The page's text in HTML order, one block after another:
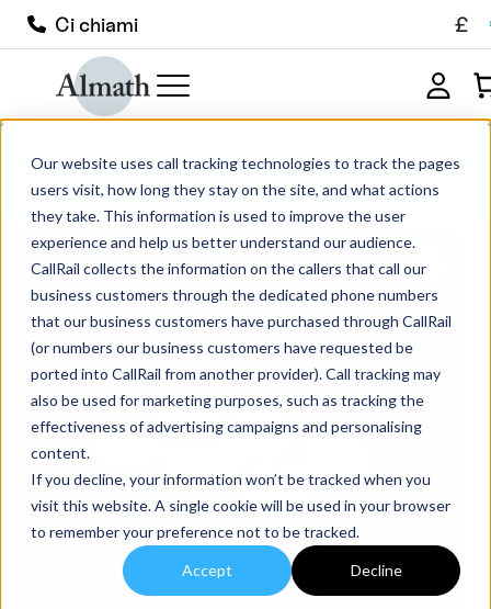
Our website uses call tracking technologies to track the pages
users visit, how long they stay on the site, and what actions
they take. This information is used to improve the user
experience and help us better understand our audience.
CallRail collects the information on the callers that call our
business customers through the dedicated phone numbers
that our business customers have purchased through CallRail
(or numbers our business customers have requested be
ported into CallRail from another provider). Call tracking may
also be used for marketing purposes, such as tracking the
effectiveness of advertising campaigns and personalising
content.
If you decline, your information won’t be tracked when you
visit this website. A single cookie will be used in your browser
to remember your preference not to be tracked.
Accept Decline
Ci chiami £
LR19Z Crogiolo rotondo poco
profondo in zirconio